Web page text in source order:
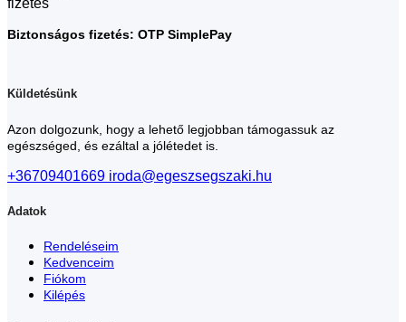
Biztonságos fizetés: OTP SimplePay
Küldetésünk
Azon dolgozunk, hogy a lehető legjobban támogassuk az
egészséged, és ezáltal a jólétedet is.
+36709401669 iroda@egeszsegszaki.hu
Adatok
Rendeléseim
Kedvenceim
Fiókom
Kilépés